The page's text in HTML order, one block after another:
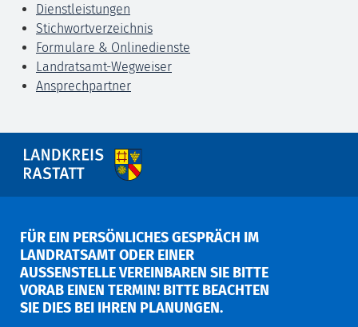
Dienstleistungen
Stichwortverzeichnis
Formulare & Onlinedienste
Landratsamt-Wegweiser
Ansprechpartner
FÜR EIN PERSÖNLICHES GESPRÄCH IM
LANDRATSAMT ODER EINER
AUSSENSTELLE VEREINBAREN SIE BITTE V
ORAB EINEN TERMIN! BITTE BEACHTEN S
IE DIES BEI IHREN PLANUNGEN.